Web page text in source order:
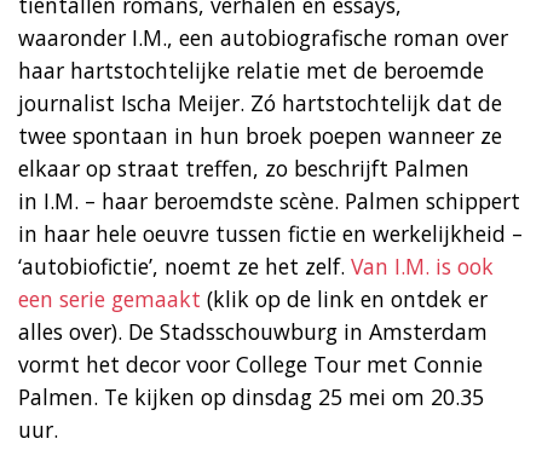
waaronder I.M., een autobiografische roman over
haar hartstochtelijke relatie met de beroemde
journalist Ischa Meijer. Zó hartstochtelijk dat de
twee spontaan in hun broek poepen wanneer ze
elkaar op straat treffen, zo beschrijft Palmen
in I.M. – haar beroemdste scène. Palmen schippert
in haar hele oeuvre tussen fictie en werkelijkheid –
‘autobiofictie’, noemt ze het zelf. Van I.M. is ook
een serie gemaakt (klik op de link en ontdek er
alles over). De Stadsschouwburg in Amsterdam
vormt het decor voor College Tour met Connie
Palmen. Te kijken op dinsdag 25 mei om 20.35
uur.